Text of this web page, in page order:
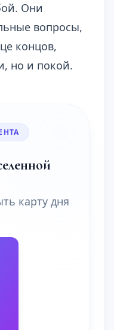
Они
вопросы,
концов,
но и покой.
карту дня